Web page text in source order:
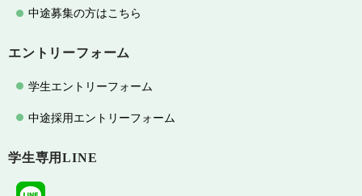
中途募集の方はこちら
エントリーフォーム
学生エントリーフォーム
中途採用エントリーフォーム
学生専用LINE